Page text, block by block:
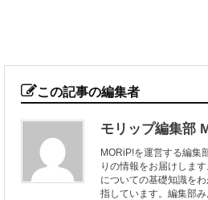
「秋田杉」！ 一度は
橋6選
いろいろなテーマで
ップ。 今回は、一度
この記事の編集者
モリップ編集部
MORiP!を運営する編集
りの情報をお届けしま
についての基礎知識を
指しています。編集部